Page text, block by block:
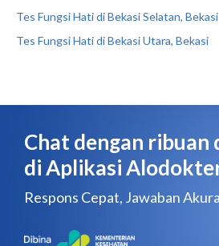
Tes Fungsi Hati di Bekasi Selatan, Bekasi
Tes Fungsi Hati di Bekasi Utara, Bekasi